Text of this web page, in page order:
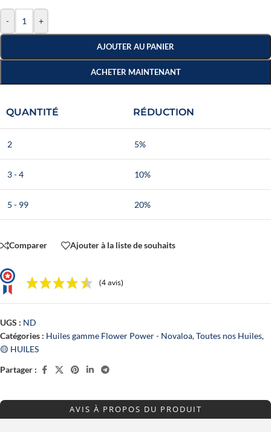
- +
AJOUTER AU PANIER
ACHETER MAINTENANT
QUANTITÉ RÉDUCTION
2 5%
3 - 4 10%
5 - 99 20%
Comparer Ajouter à la liste de souhaits
(4 avis)
UGS : ND
Catégories : Huiles gamme Flower Power - Novaloa,Toutes nos Huiles,
🟡 HUILES
Partager :
AVIS À PROPOS DU PRODUIT